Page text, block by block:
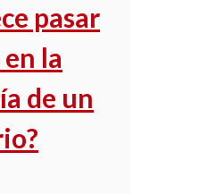
pasar
la
de un